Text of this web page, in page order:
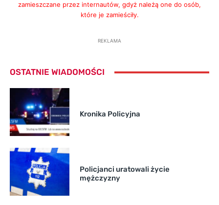
zamieszczane przez internautów, gdyż należą one do osób,
które je zamieściły.
REKLAMA
OSTATNIE WIADOMOŚCI
Kronika Policyjna
Policjanci uratowali życie
mężczyzny